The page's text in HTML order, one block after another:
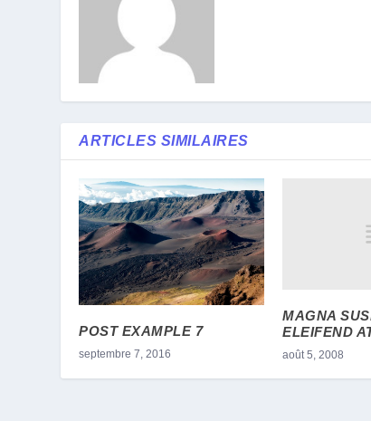
ARTICLES SIMILAIRES
POST EXAMPLE 7
septembre 7, 2016
MAGNA
ELEIFEND
août 5, 2008